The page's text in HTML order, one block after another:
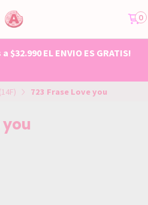
0
EL ENVIO ES GRATIS!
723 Frase Love you
you